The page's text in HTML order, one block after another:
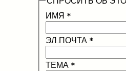
ИМЯ *
ЭЛ.ПОЧТА*
ТЕМА*